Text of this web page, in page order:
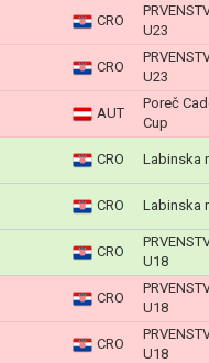
CRO
U23
CRO
U23
AUT
Poreč
Cup
CRO Labinska
CRO Labinska
CRO
U18
CRO
U18
CRO
U18